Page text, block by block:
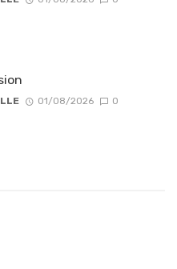
01/08/2026 0